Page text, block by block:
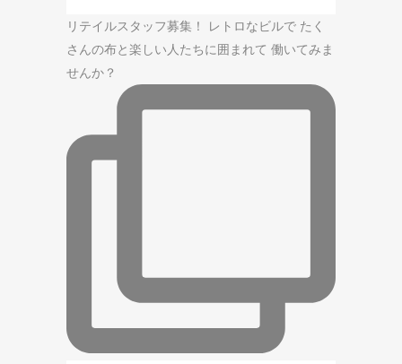
リテイルスタッフ募集！ レトロなビルで たく
さんの布と楽しい人たちに囲まれて 働いてみま
せんか？